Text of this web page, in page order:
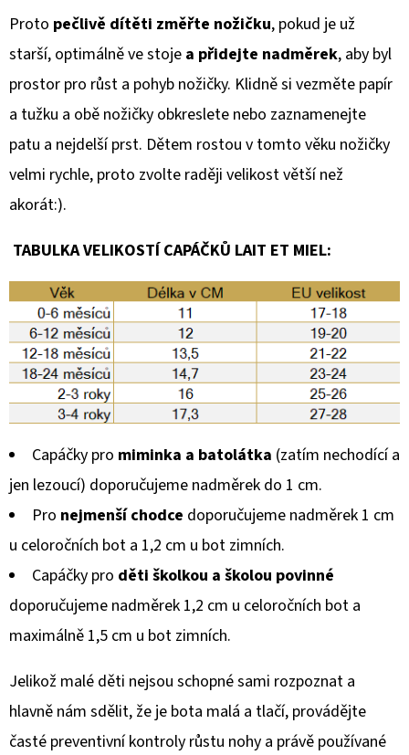
Proto pečlivě dítěti změřte nožičku, pokud je už
starší, optimálně ve stoje a přidejte nadměrek, aby byl
prostor pro růst a pohyb nožičky. Klidně si vezměte papír
a tužku a obě nožičky obkreslete nebo zaznamenejte
patu a nejdelší prst. Dětem rostou v tomto věku nožičky
velmi rychle, proto zvolte raději velikost větší než
akorát:).
TABULKA VELIKOSTÍ CAPÁČKŮ LAIT ET MIEL:
Capáčky pro miminka a batolátka (zatím nechodící a
jen lezoucí) doporučujeme nadměrek do 1 cm.
Pro nejmenší chodce doporučujeme nadměrek 1 cm
u celoročních bot a 1,2 cm u bot zimních.
Capáčky pro děti školkou a školou povinné
doporučujeme nadměrek 1,2 cm u celoročních bot a
maximálně 1,5 cm u bot zimních.
Jelikož malé děti nejsou schopné sami rozpoznat a
hlavně nám sdělit, že je bota malá a tlačí, provádějte
časté preventivní kontroly růstu nohy a právě používané